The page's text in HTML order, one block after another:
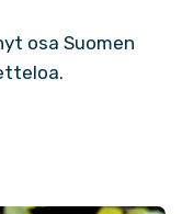
osa Suomen